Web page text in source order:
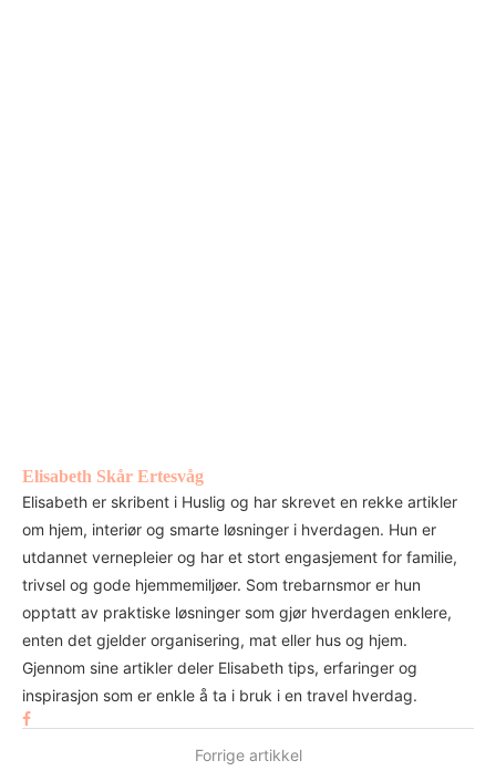
Elisabeth Skår Ertesvåg
Elisabeth er skribent i Huslig og har skrevet en rekke artikler
om hjem, interiør og smarte løsninger i hverdagen. Hun er
utdannet vernepleier og har et stort engasjement for familie,
trivsel og gode hjemmemiljøer. Som trebarnsmor er hun
opptatt av praktiske løsninger som gjør hverdagen enklere,
enten det gjelder organisering, mat eller hus og hjem.
Gjennom sine artikler deler Elisabeth tips, erfaringer og
inspirasjon som er enkle å ta i bruk i en travel hverdag.
Forrige artikkel